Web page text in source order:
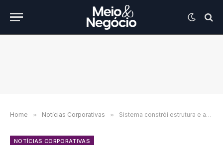
Home » Notícias Corporativas » Sistema constrói estrutura e apartamentos ao mesmo tempo
NOTÍCIAS CORPORATIVAS